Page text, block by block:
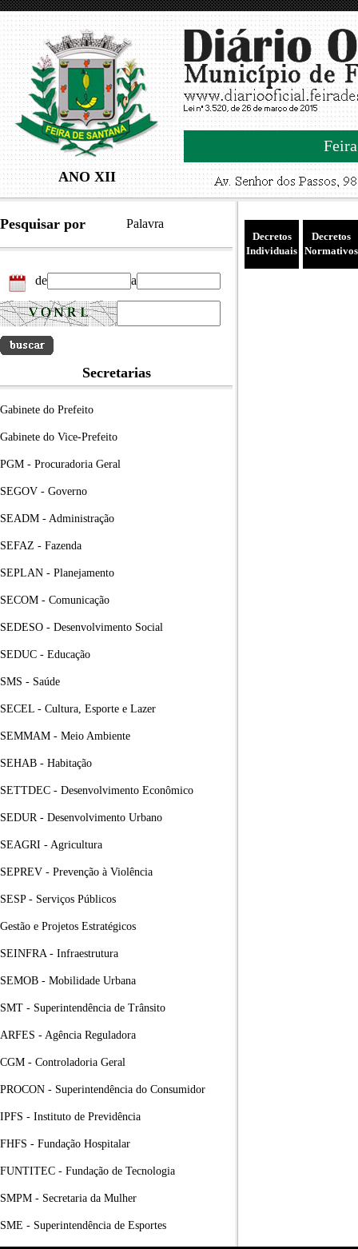
ANO XII
Pesquisar por Palavra
de a
Secretarias
Gabinete do Prefeito
Gabinete do Vice-Prefeito
PGM - Procuradoria Geral
SEGOV - Governo
SEADM - Administração
SEFAZ - Fazenda
SEPLAN - Planejamento
SECOM - Comunicação
SEDESO - Desenvolvimento Social
SEDUC - Educação
SMS - Saúde
SECEL - Cultura, Esporte e Lazer
SEMMAM - Meio Ambiente
SEHAB - Habitação
SETTDEC - Desenvolvimento Econômico
SEDUR - Desenvolvimento Urbano
SEAGRI - Agricultura
SEPREV - Prevenção à Violência
SESP - Serviços Públicos
Gestão e Projetos Estratégicos
SEINFRA - Infraestrutura
SEMOB - Mobilidade Urbana
SMT - Superintendência de Trânsito
ARFES - Agência Reguladora
CGM - Controladoria Geral
PROCON - Superintendência do Consumidor
IPFS - Instituto de Previdência
FHFS - Fundação Hospitalar
FUNTITEC - Fundação de Tecnologia
SMPM - Secretaria da Mulher
SME - Superintendência de Esportes
Decretos
Individuais
Decretos
Normativos